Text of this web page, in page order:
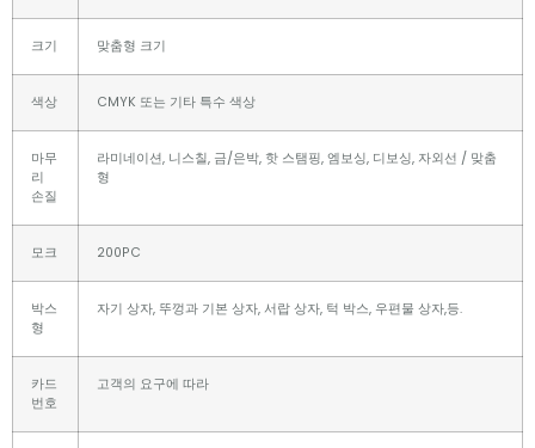
크기 맞춤형 크기
색상 CMYK 또는 기타 특수 색상
마무
리
손질
라미네이션, 니스칠, 금/은박, 핫 스탬핑, 엠보싱, 디보싱, 자외선 / 맞춤
형
모크 200PC
박스
형
자기 상자, 뚜껑과 기본 상자, 서랍 상자, 턱 박스, 우편물 상자,등.
카드
번호
고객의 요구에 따라